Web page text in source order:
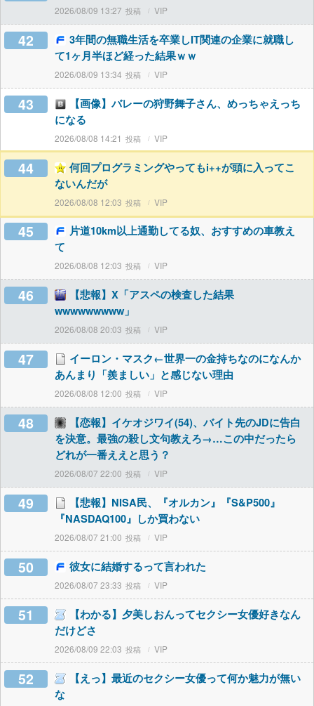
2026/08/09 13:27 VIP
42
3年間の無職生活を卒業しIT関連の企業に就職し
て1ヶ月半ほど経った結果ｗｗ
2026/08/09 13:34 VIP
43
【画像】バレーの狩野舞子さん、めっちゃえっち
になる
2026/08/08 14:21 VIP
44
何回プログラミングやってもi++が頭に入ってこ
ないんだが
2026/08/08 12:03 VIP
45
片道10km以上通勤してる奴、おすすめの車教え
て
2026/08/08 12:03 VIP
46
【悲報】X「アスペの検査した結果
wwwwwwwww」
2026/08/08 20:03 VIP
47
イーロン・マスク←世界一の金持ちなのになんか
あんまり「羨ましい」と感じない理由
2026/08/08 12:00 VIP
48
【恋報】イケオジワイ(54)、バイト先のJDに告白
を決意。最強の殺し文句教えろ→…この中だったら
どれが一番ええと思う？
2026/08/07 22:00 VIP
49
【悲報】NISA民、『オルカン』『S&P500』
『NASDAQ100』しか買わない
2026/08/07 21:00 VIP
50 彼女に結婚するって言われた
2026/08/07 23:33 VIP
51
【わかる】夕美しおんってセクシー女優好きなん
だけどさ
2026/08/09 22:03 VIP
52
【えっ】最近のセクシー女優って何か魅力が無い
な